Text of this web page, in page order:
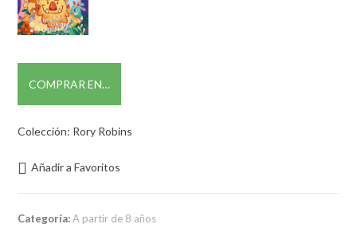
COMPRAR EN…
Colección: Rory Robins
Añadir a Favoritos
Categoría:A partir de 8 años